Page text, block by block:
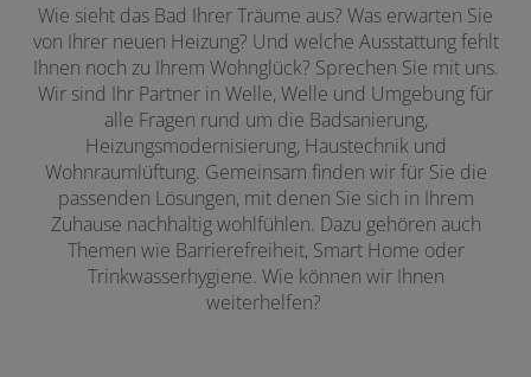
Wie sieht das Bad Ihrer Träume aus? Was erwarten Sie
von Ihrer neuen Heizung? Und welche Ausstattung fehlt
Ihnen noch zu Ihrem Wohnglück? Sprechen Sie mit uns.
Wir sind Ihr Partner in Welle, Welle und Umgebung für
alle Fragen rund um die Badsanierung,
Heizungsmodernisierung, Haustechnik und
Wohnraumlüftung. Gemeinsam finden wir für Sie die
passenden Lösungen, mit denen Sie sich in Ihrem
Zuhause nachhaltig wohlfühlen. Dazu gehören auch
Themen wie Barrierefreiheit, Smart Home oder
Trinkwasserhygiene. Wie können wir Ihnen
weiterhelfen?